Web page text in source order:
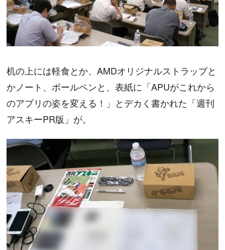
机の上には軽食とか、AMDオリジナルストラップと
かノート、ボールペンと、表紙に「APUがこれから
のアプリの姿を変える！」とデカく書かれた「週刊
アスキーPR版」が。